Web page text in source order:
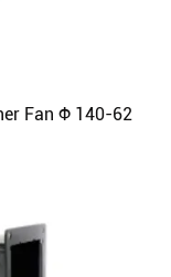
Fan Φ 140-62